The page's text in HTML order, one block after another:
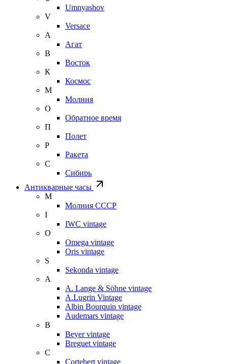
Umnyashov
V
Versace
А
Агат
В
Восток
К
Космос
М
Молния
О
Обратное время
П
Полет
Р
Ракета
С
Сибирь
Антикварные часы
М
Молния СССР
I
IWC vintage
O
Omega vintage
Oris vintage
S
Sekonda vintage
A
A. Lange & Söhne vintage
A.Lugrin Vintage
Albin Bourquin vintage
Audemars vintage
B
Beyer vintage
Breguet vintage
C
Cortebert vintage